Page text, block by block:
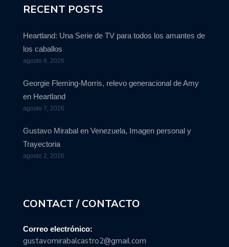
RECENT POSTS
Heartland: Una Serie de TV para todos los amantes de
los caballos
agosto 8, 2026
Georgie Fleming-Morris, relevo generacional de Amy
en Heartland
agosto 7, 2026
Gustavo Mirabal en Venezuela, Imagen personal y
Trayectoria
agosto 2, 2026
CONTACT / CONTACTO
Correo electrónico:
gustavomirabalcastro2@gmail.com